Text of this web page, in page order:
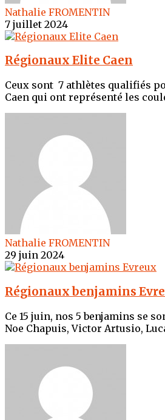
Nathalie FROMENTIN
7 juillet 2024
Régionaux Elite Caen
Ceux sont 7 athlètes qualifiés
Caen qui ont représenté les
Nathalie FROMENTIN
29 juin 2024
Régionaux benjamins
Ce 15 juin, nos 5 benjamins se
Noe Chapuis, Victor Artusio,